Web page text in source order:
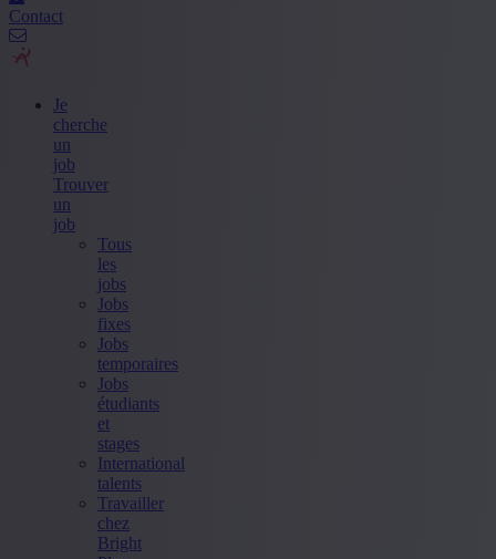
Contact
Je
cherche
un
job
Trouver
un
job
Tous
les
jobs
Jobs
fixes
Jobs
temporaires
Jobs
étudiants
et
stages
International
talents
Travailler
chez
Bright